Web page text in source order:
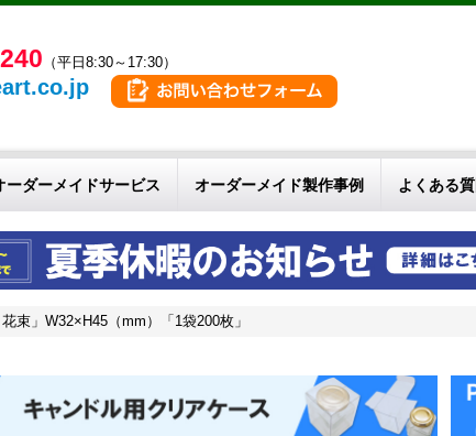
（平日8:30～17:30）
ーダーメイドサービス オーダーメイド製作事例 よくある
束」W32×H45（mm）「1袋200枚」